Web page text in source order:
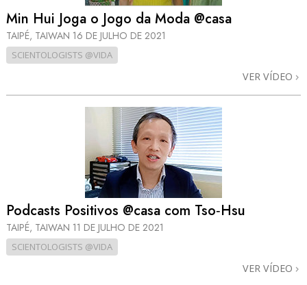
Min Hui Joga o Jogo da Moda @casa
TAIPÉ, TAIWAN 16 DE JULHO DE 2021
SCIENTOLOGISTS @VIDA
VER VÍDEO
Podcasts Positivos @casa com Tso‑Hsu
TAIPÉ, TAIWAN 11 DE JULHO DE 2021
SCIENTOLOGISTS @VIDA
VER VÍDEO